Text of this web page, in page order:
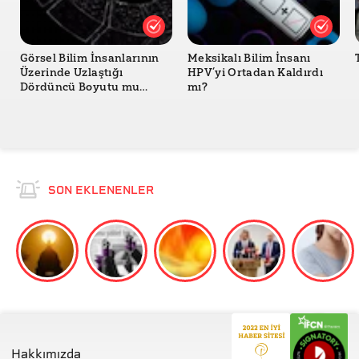
Görsel Bilim İnsanlarının
Üzerinde Uzlaştığı
Dördüncü Boyutu mu
Meksikalı Bilim İnsanı
HPV’yi Ortadan Kaldırdı
mı?
SON EKLENENLER
Hakkımızda